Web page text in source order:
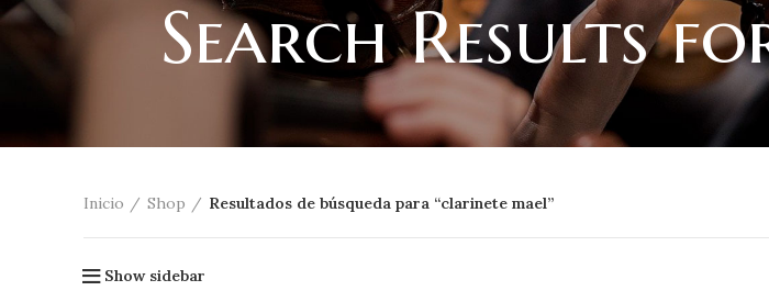
Search Results
Inicio Shop Resultados de búsqueda para “clarinete mael”
Show sidebar